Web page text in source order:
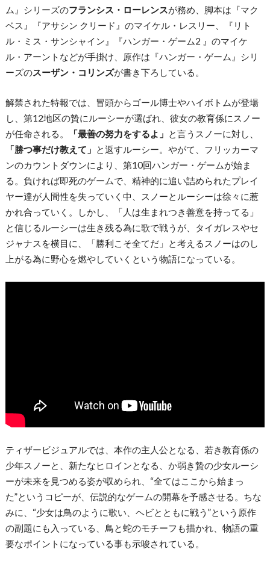
ム』シリーズのフランシス・ローレンスが務め、脚本は『マク
ベス』『アサシン クリード』のマイケル・レスリー、『リト
ル・ミス・サンシャイン』『ハンガー・ゲーム2 』のマイケ
ル・アーントなどが手掛け、原作は『ハンガー・ゲーム』シリ
ーズのスーザン・コリンズが書き下ろしている。
解禁された特報では、冒頭からゴール博士やハイボトムが登場
し、第12地区の贄にルーシーが選ばれ、彼女の教育係にスノー
が任命される。
「最善の努力をするよ」 と言うスノーに対し、
「勝つ事だけ教えて」 と返すルーシー。やがて、フリッカーマ
ンのカウントダウンにより、第10回ハンガー・ゲームが始ま
る。負ければ即死のゲームで、精神的に追い詰められたプレイ
ヤー達が人間性を失っていく中、スノーとルーシーは徐々に惹
かれ合っていく。しかし、「人は生まれつき善意を持ってる」
と信じるルーシーは生き残る為に歌で戦うが、タイガレスやセ
ジャナスを横目に、「勝利こそ全てだ」と考えるスノーはのし
上がる為に野心を燃やしていくという物語になっている。
ティザービジュアルでは、本作の主人公となる、若き教育係の
少年スノーと、新たなヒロインとなる、か弱き贄の少女ルーシ
ーが未来を見つめる姿が収められ、“全てはここから始まっ
た”というコピーが、伝説的なゲームの開幕を予感させる。ちな
みに、“少女は鳥のように歌い、ヘビとともに戦う”という原作
の副題にも入っている、鳥と蛇のモチーフも描かれ、物語の重
要なポイントになっている事も示唆されている。